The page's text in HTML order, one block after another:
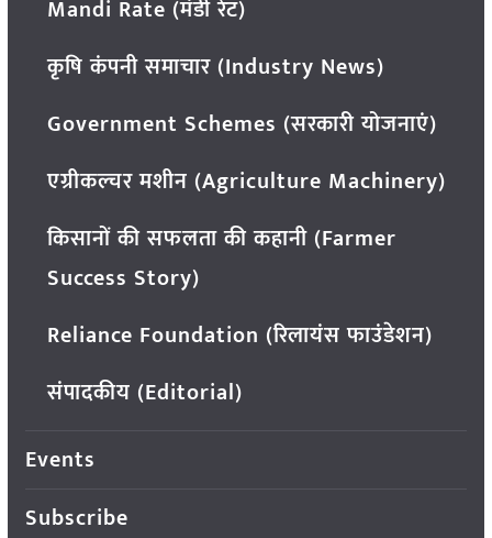
Mandi Rate (मंडी रेट)
कृषि कंपनी समाचार (Industry News)
Government Schemes (सरकारी योजनाएं)
एग्रीकल्चर मशीन (Agriculture Machinery)
किसानों की सफलता की कहानी (Farmer
Success Story)
Reliance Foundation (रिलायंस फाउंडेशन)
संपादकीय (Editorial)
Events
Subscribe